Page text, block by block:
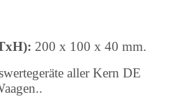
200 x 100 x 40 mm.
aller Kern DE